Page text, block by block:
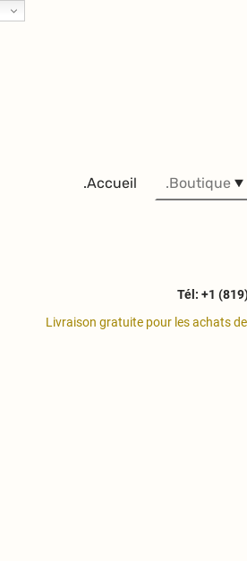
.Accueil .Boutique
Tél: +1
Livraison gratuite pour les achats